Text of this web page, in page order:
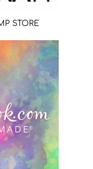
STORE